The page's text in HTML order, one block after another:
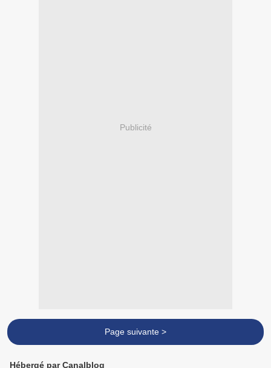
Publicité
Page suivante >
Hébergé par Canalblog